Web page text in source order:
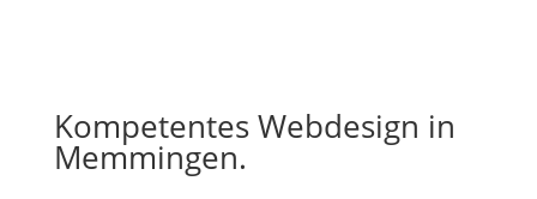
Kompetentes Webdesign in
Memmingen.